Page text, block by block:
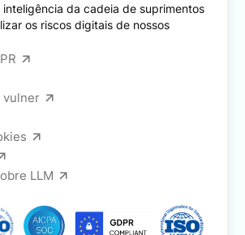
da cadeia de suprimentos
os riscos digitais de nossos
vulner
LLM